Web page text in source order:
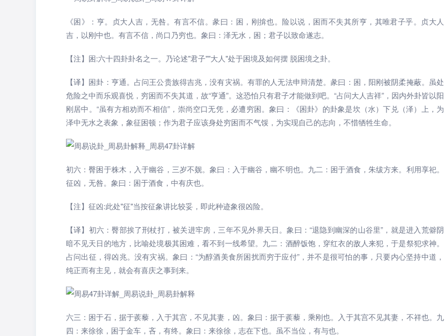
《困》：亨。贞大人吉，无咎。有言不信。彖曰：困，刚揜也。险以说，困而不失其所亨，其唯君子乎。贞大人
吉，以刚中也。有言不信，尚口乃穷也。象曰：泽无水，困；君子以致命遂志。
【注】困:六十四卦卦名之一。乃论述"君子""大人"处于困境及如何摆 脱困境之卦。
【译】困卦：亨通。占问王公贵族得吉兆，没有灾祸。有罪的人无法申辩清楚。彖曰：困，阳刚被阴柔掩蔽。虽处
危险之中而乐观喜悦，穷困而不失其道，故“亨通”。这恐怕只有君子才能做到吧。“占问大人吉祥”，因内外卦皆以阳
刚居中。“虽有方相劝而不相信”，崇尚空口无凭，必遭穷困。象曰：《困卦》的卦象是坎（水）下兑（泽）上，为
泽中无水之表象，象征困顿；作为君子应该身处穷困而不气馁，为实现自己的志向，不惜牺牲生命。
初六：臀困于株木，入于幽谷，三岁不觌。象曰：入于幽谷，幽不明也。九二：困于酒食，朱绂方来。利用享祀。
征凶，无咎。象曰：困于酒食，中有庆也。
【注】征凶:此处"征"当按征象讲比较妥，即此种迹象很凶险。
【译】初六：臀部挨了刑杖打，被关进牢房，三年不见外界天日。象曰：“退隐到幽深的山谷里”，就是进入荒僻阴
暗不见天日的地方，比喻处境极其困难，看不到一线希望。九二：酒醉饭饱，穿红衣的敌人来犯，于是祭犯求神。
占问出征，得凶兆。没有灾祸。象曰：“为醇酒美食所困扰而穷于应付”，并不是很可怕的事，只要内心坚持中道，
纯正而有主见，就会有喜庆之事到来。
六三：困于石，据于蒺藜，入于其宫，不见其妻，凶。象曰：据于蒺藜，乘刚也。入于其宫不见其妻，不祥也。九
四：来徐徐，困于金车，吝，有终。象曰：来徐徐，志在下也。虽不当位，有与也。